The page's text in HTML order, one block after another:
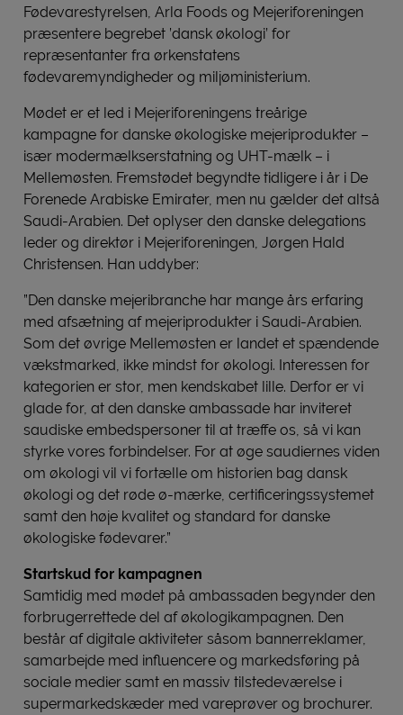
Fødevarestyrelsen, Arla Foods og Mejeriforeningen
præsentere begrebet ’dansk økologi’ for
repræsentanter fra ørkenstatens
fødevaremyndigheder og miljøministerium.
Mødet er et led i Mejeriforeningens treårige
kampagne for danske økologiske mejeriprodukter –
især modermælkserstatning og UHT-mælk – i
Mellemøsten. Fremstødet begyndte tidligere i år i De
Forenede Arabiske Emirater, men nu gælder det altså
Saudi-Arabien. Det oplyser den danske delegations
leder og direktør i Mejeriforeningen, Jørgen Hald
Christensen. Han uddyber:
”Den danske mejeribranche har mange års erfaring
med afsætning af mejeriprodukter i Saudi-Arabien.
Som det øvrige Mellemøsten er landet et spændende
vækstmarked, ikke mindst for økologi. Interessen for
kategorien er stor, men kendskabet lille. Derfor er vi
glade for, at den danske ambassade har inviteret
saudiske embedspersoner til at træffe os, så vi kan
styrke vores forbindelser. For at øge saudiernes viden
om økologi vil vi fortælle om historien bag dansk
økologi og det røde ø-mærke, certificeringssystemet
samt den høje kvalitet og standard for danske
økologiske fødevarer.”
Startskud for kampagnen
Samtidig med mødet på ambassaden begynder den
forbrugerrettede del af økologikampagnen. Den
består af digitale aktiviteter såsom bannerreklamer,
samarbejde med influencere og markedsføring på
sociale medier samt en massiv tilstedeværelse i
supermarkedskæder med vareprøver og brochurer.